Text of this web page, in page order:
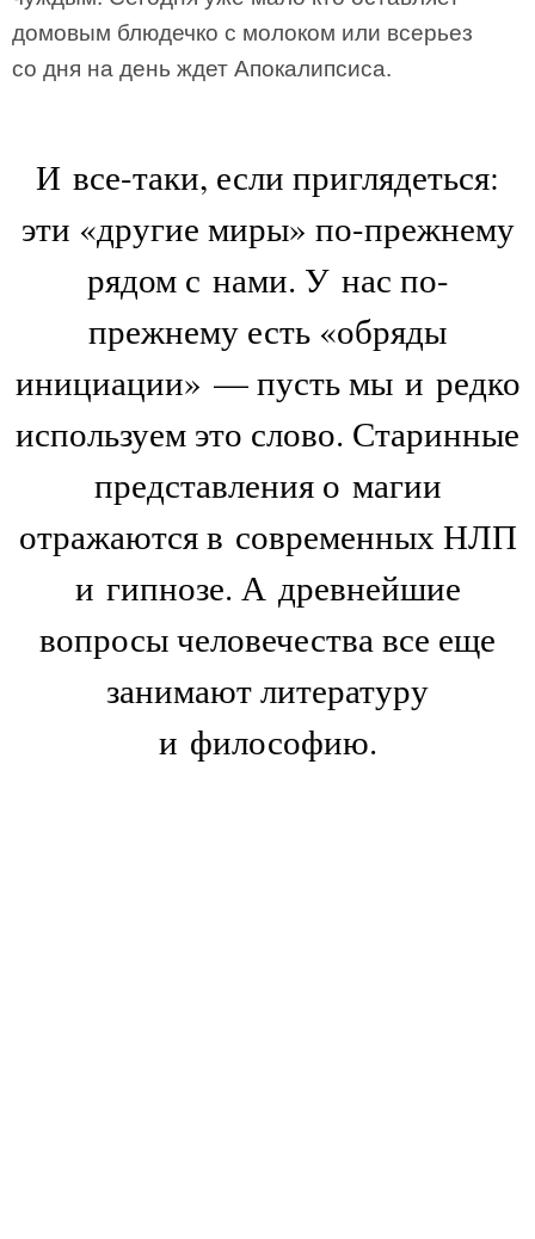
домовым блюдечко с молоком или всерьез
со дня на день ждет Апокалипсиса.
И все-таки, если приглядеться:
эти «другие миры» по-прежнему
рядом с нами. У нас по-
прежнему есть «обряды
инициации» — пусть мы и редко
используем это слово. Старинные
представления о магии
отражаются в современных НЛП
и гипнозе. А древнейшие
вопросы человечества все еще
занимают литературу
и философию.